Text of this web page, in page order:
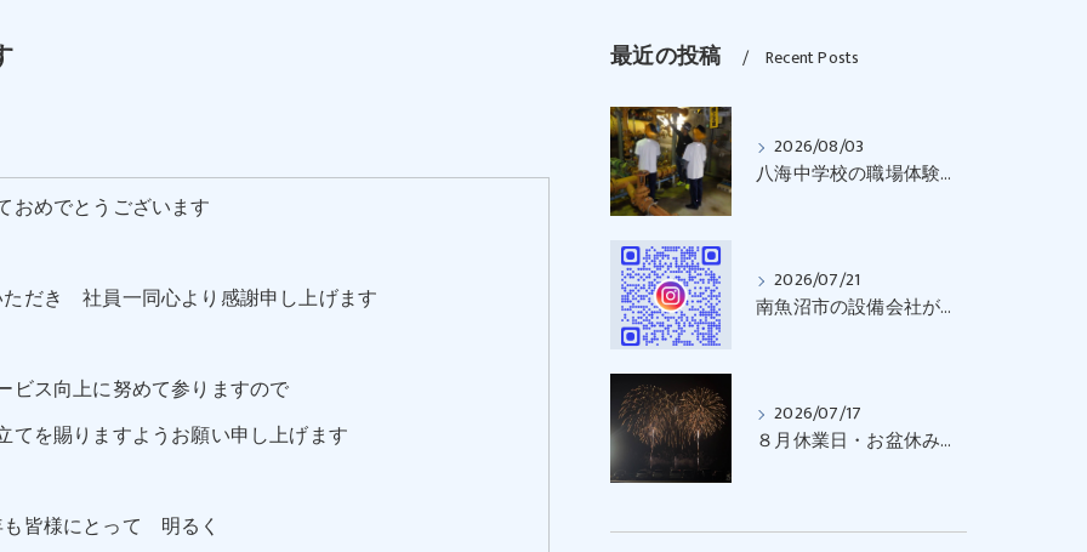
おめでとうございます
ただき 社員一同心より感謝申し上げます
ス向上に努めて参りますので
を賜りますようお願い申し上げます
も皆様にとって 明るく
最近の投稿 Recent Posts
2026/08/03
八海中学校の職場体験｜南魚沼市の（株）角田設備
2026/07/21
南魚沼市の設備会社が教える！水回り・設備の５つのチェックポイント
2026/07/17
８月休業日・お盆休みのお知らせ｜南魚沼市の水回り・消雪設備・井戸掘削なら（株）角田設備